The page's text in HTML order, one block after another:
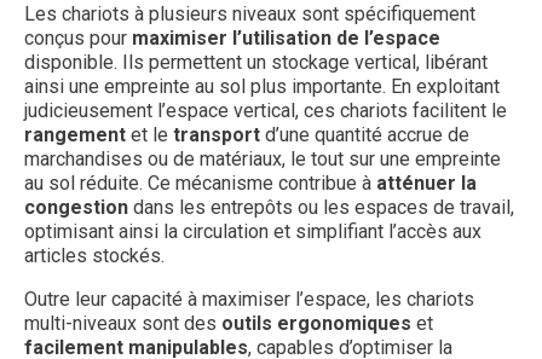
Les chariots à plusieurs niveaux sont spécifiquement
conçus pour maximiser l’utilisation de l’espace
disponible. Ils permettent un stockage vertical, libérant
ainsi une empreinte au sol plus importante. En exploitant
judicieusement l’espace vertical, ces chariots facilitent le
rangement et le transport d’une quantité accrue de
marchandises ou de matériaux, le tout sur une empreinte
au sol réduite. Ce mécanisme contribue à atténuer la
congestion dans les entrepôts ou les espaces de travail,
optimisant ainsi la circulation et simplifiant l’accès aux
articles stockés.
Outre leur capacité à maximiser l’espace, les chariots
multi-niveaux sont des outils ergonomiques et
facilement manipulables, capables d’optimiser la